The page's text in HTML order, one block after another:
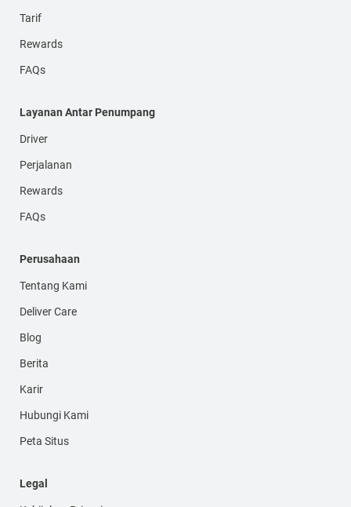
Tarif
Rewards
FAQs
Layanan Antar Penumpang
Driver
Perjalanan
Rewards
FAQs
Perusahaan
Tentang Kami
Deliver Care
Blog
Berita
Karir
Hubungi Kami
Peta Situs
Legal